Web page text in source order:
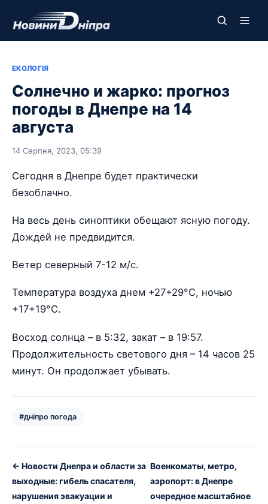
ЕКОЛОГІЯ
Солнечно и жарко: прогноз
погоды в Днепре на 14
августа
14 Серпня, 2023, 05:39
Сегодня в Днепре будет практически
безоблачно.
На весь день синоптики обещают ясную погоду.
Дождей не предвидится.
Ветер северный 7-12 м/с.
Температура воздуха днем +27+29°С, ночью
+17+19°С.
Восход солнца – в 5:32, закат – в 19:57.
Продолжительность светового дня – 14 часов 25
минут. Он продолжает убывать.
#дніпро погода
← Новости Днепра и области за
выходные: гибель спасателя,
нарушения эвакуации и
Военкоматы, метро,
аэропорт: в Днепре
очередное масштабное